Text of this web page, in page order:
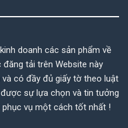
doanh các sản phẩm về
tải trên Website này
có đầy đủ giấy tờ theo luật
sự lựa chọn và tin tưởng
vụ một cách tốt nhất !